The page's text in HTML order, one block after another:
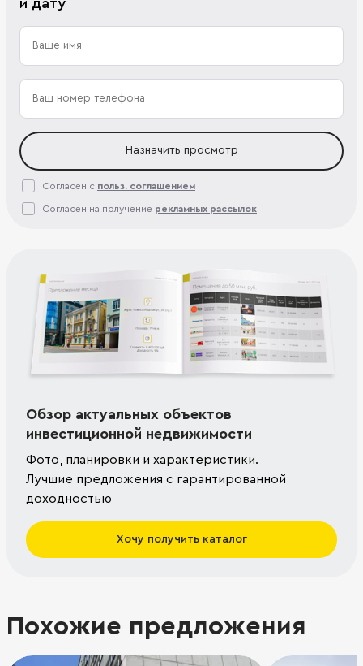
Назначить просмотр
Согласен с польз. соглашением
Согласен на получение рекламных рассылок
Обзор актуальных объектов
инвестиционной недвижимости
Фото, планировки и характеристики.
Лучшие предложения с гарантированной
доходностью
Хочу получить каталог
Похожие предложения